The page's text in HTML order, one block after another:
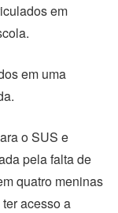
em
em uma
o SUS e
pela falta de
quatro meninas
acesso a